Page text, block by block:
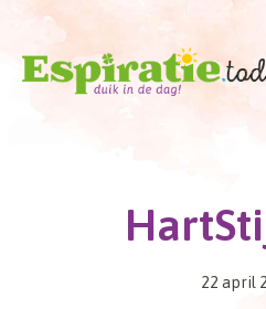
Doorgaan
inhoud
22 april